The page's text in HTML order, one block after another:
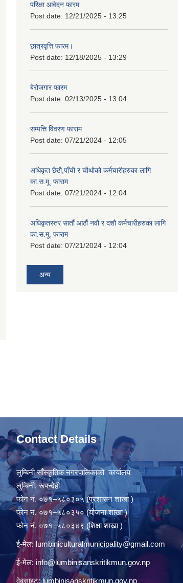
परिक्षा आवेदन फारम
Post date: 12/21/2025 - 13:25
छात्रवृत्ति फारम।
Post date: 12/18/2025 - 13:29
बेरोजगार फारम
Post date: 02/13/2025 - 13:04
सम्पत्ति विवरण फाराम
Post date: 07/21/2024 - 12:05
अधिकृत छैठौ,पाँचौ र चौथोको कर्मचारीहरुका लागि
का.स.मू. फाराम
Post date: 07/21/2024 - 12:04
अधिकृतस्तर सातौं आठौं नवौ र दशौ कर्मचारीहरुका लागि
का.स.मू. फाराम
Post date: 07/21/2024 - 12:04
अन्य
Contact Details
लुम्बिनी साँस्कृतिक नगरपालिकाको कार्यालय
लुम्बिनी, रूपन्देही
फोन नं. ०७१–५८०३०५ (प्रशासन शाखा )
फोन नं. ०७१–५८०३५० (योजना शाखा )
फोन नं. ०७१–५८०३४९ (शिक्षा शाखा )
ई-मेल: lumbiniculturalmunicipality@gmail.com
ई-मेल: info@lumbinisanskritikmun.gov.np
वेबसाइट: lumbinisanskritikmun.gov.np